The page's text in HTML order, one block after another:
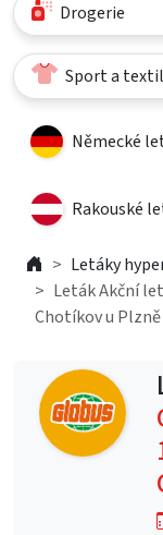
Drogerie
Sport a textil
Německé
Rakouské
Letáky
Leták Akční
Chotíkov u Plzně